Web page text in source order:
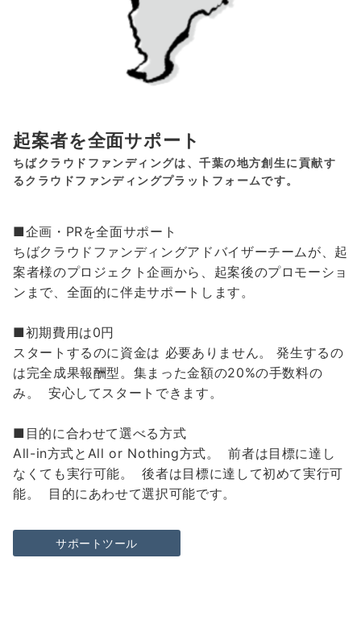
起案者を全面サポート
ちばクラウドファンディングは、千葉の地方創生に貢献す
るクラウドファンディングプラットフォームです。
■企画・PRを全面サポート
ちばクラウドファンディングアドバイザーチームが、起
案者様のプロジェクト企画から、起案後のプロモーショ
ンまで、全面的に伴走サポートします。
■初期費用は0円
スタートするのに資金は 必要ありません。 発生するの
は完全成果報酬型。集まった金額の20%の手数料の
み。 安心してスタートできます。
■目的に合わせて選べる方式
All-in方式とAll or Nothing方式。 前者は目標に達し
なくても実行可能。 後者は目標に達して初めて実行可
能。 目的にあわせて選択可能です。
サポートツール